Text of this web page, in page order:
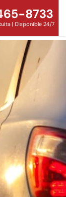
8733
| Disponible 24/7